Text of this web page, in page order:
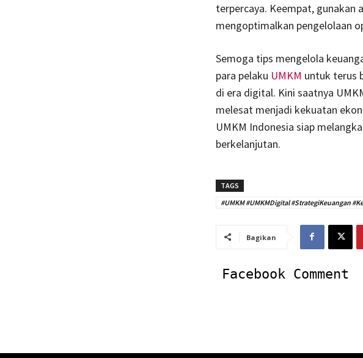
terpercaya. Keempat, gunakan
mengoptimalkan pengelolaan
Semoga tips mengelola
para pelaku UMKM untuk terus
di era digital. Kini saatnya
melesat menjadi kekuatan
UMKM Indonesia siap
berkelanjutan.
TAGS
#UMKM #UMKMDigital #StrategiKeuangan
Bagikan
Facebook Comment